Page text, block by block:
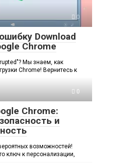
0
Download
Chrome
Мы знаем, как
Chrome! Вернитесь к
0
Chrome:
и
возможностей!
ключ к персонализации,